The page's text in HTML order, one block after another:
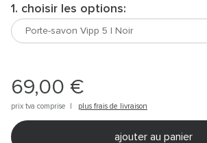
1. choisir les options:
69,00 €
prix tva comprise | plus frais de livraison
ajouter au panier